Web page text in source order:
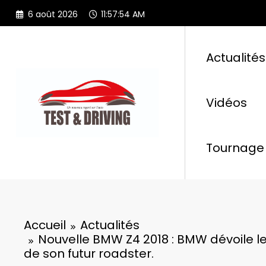
Aller
6 août 2026 11:57:56 AM
Actualités
Vidéos
Accueil
Actualités
Nouvelle BMW Z4 2018 : BMW
de son futur roadster.